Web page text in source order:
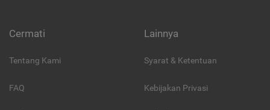
Cermati
Tentang Kami
FAQ
Lainnya
Syarat & Ketentuan
Kebijakan Privasi